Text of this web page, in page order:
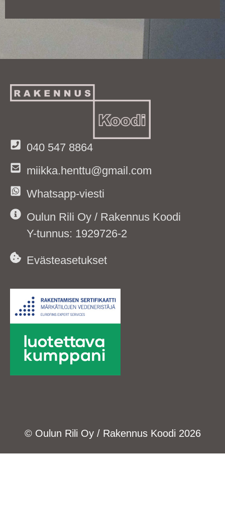
040 547 8864
miikka.henttu@gmail.com
Whatsapp-viesti
Oulun Rili Oy / Rakennus Koodi
Y-tunnus: 1929726-2
Evästeasetukset
© Oulun Rili Oy / Rakennus Koodi 2026